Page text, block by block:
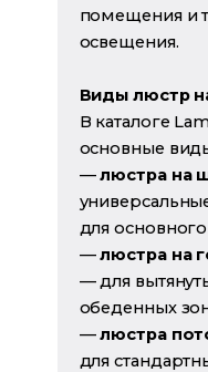
помещения и
освещения.
Виды люстр
В каталоге
основные
—люстра на
для
—люстра на
— для
обеденных
—люстра
для